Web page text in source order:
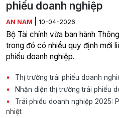
phiếu doanh nghiệp
AN NAM 10-04-2026
Bộ Tài chính vừa ban hành
trong đó có nhiều quy định mới
phiếu doanh nghiệp.
Thị trường trái phiếu doanh
Nhận diện thị trường trái phiếu
Trái phiếu doanh nghiệp 2025:
nhiệt